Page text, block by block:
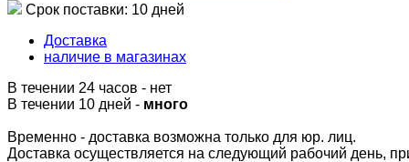
Срок поставки: 10 дней
Доставка
наличие в магазинах
В течении 24 часов - нет
В течении 10 дней - много
Временно - доставка возможна только для юр. лиц.
Доставка осуществляется на следующий рабочий день,